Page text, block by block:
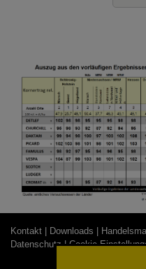
Kontakt | Downloads |
Datenschutz |Cookie-